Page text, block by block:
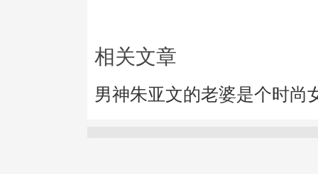
相关文章
男神朱亚文的老婆是个时尚